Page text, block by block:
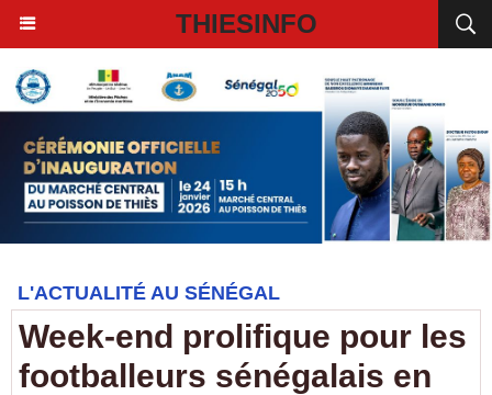
THIESINFO
L'ACTUALITÉ AU SÉNÉGAL
Week-end prolifique pour les
footballeurs sénégalais en